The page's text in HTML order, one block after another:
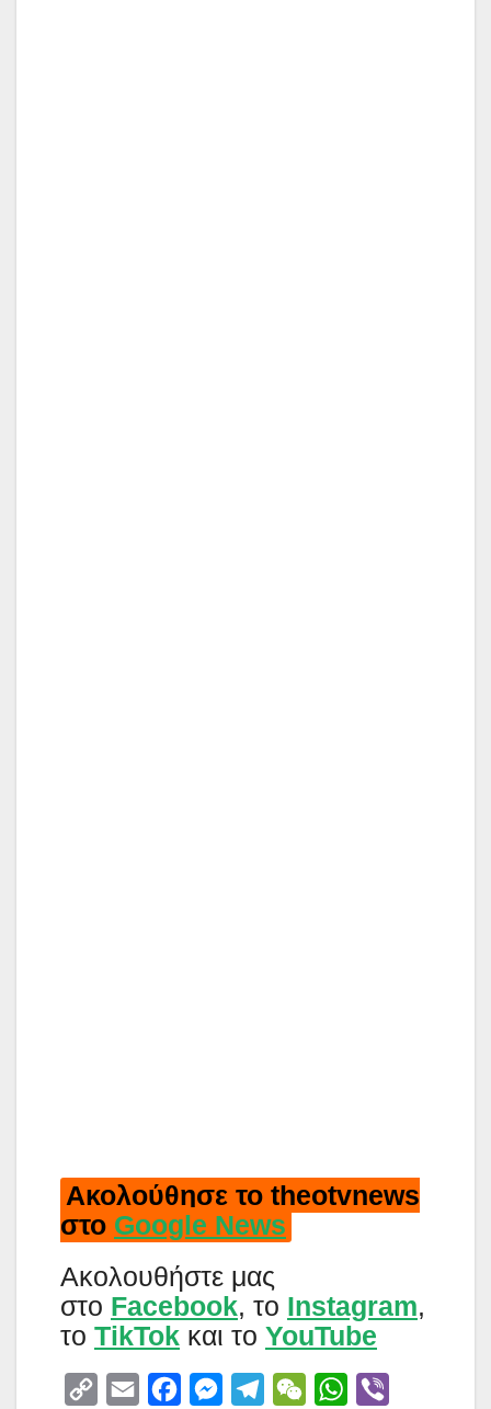
Ακολούθησε το theotvnews
στο Google News
Aκολουθήστε μας
στο Facebook, το Instagram,
το TikTok και το YouTube
M W W